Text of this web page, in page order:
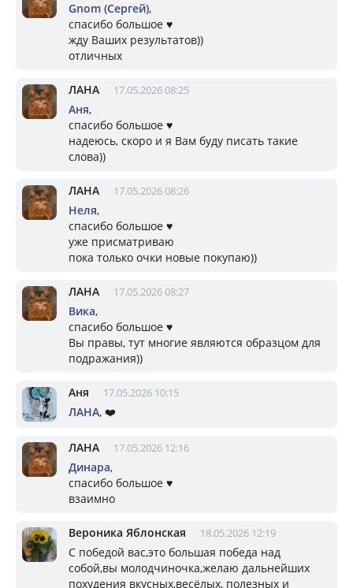
Gnom (Сергей),
спасибо большое ♥️
жду Ваших результатов))
отличных
ЛАНА 17.05.2026 08:25
Аня,
спасибо большое ♥️
надеюсь, скоро и я Вам буду писать такие
слова))
ЛАНА 17.05.2026 08:26
Неля,
спасибо большое ♥️
уже присматриваю
пока только очки новые покупаю))
ЛАНА 17.05.2026 08:27
Вика,
спасибо большое ♥️
Вы правы, тут многие являются образцом для
подражания))
Аня 17.05.2026 10:15
ЛАНА, ❤️
ЛАНА 17.05.2026 12:16
Динара,
спасибо большое ♥️
взаимно
Вероника Яблонская 18.05.2026 12:19
С победой вас,это большая победа над
собой,вы молодчиночка,желаю дальнейших
похудения вкусных,весёлых, полезных и